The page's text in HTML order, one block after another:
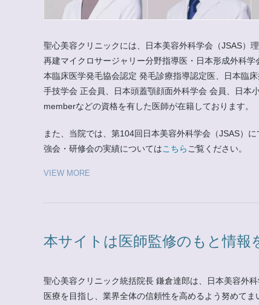
聖心美容クリニックには、日本美容外科学会（JSAS）
再建マイクロサージャリー分野指導医・日本形成外科
本臨床医学発毛協会認定 発毛診療指導認定医、日本臨
手技学会 正会員、日本頭蓋顎顔面外科学会 会員、日本
memberなどの資格を有した医師が在籍しております。
また、当院では、第104回日本美容外科学会（JSAS）
強会・研修会の実績についてはこちら ご覧ください。
VIEW MORE
本サイトは医師監修のもと情報
聖心美容クリニック統括院長 鎌倉達郎は、日本美容外
医療を目指し、業界全体の信頼性を高めるよう努めてま